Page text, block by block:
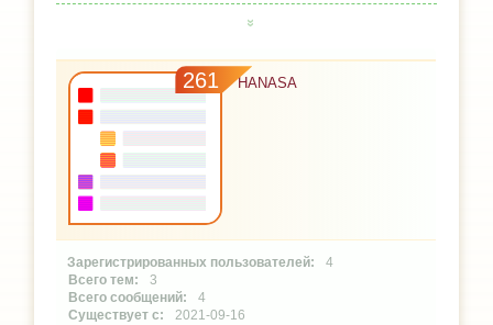
261 HANASA
4
3
4
2021-09-16